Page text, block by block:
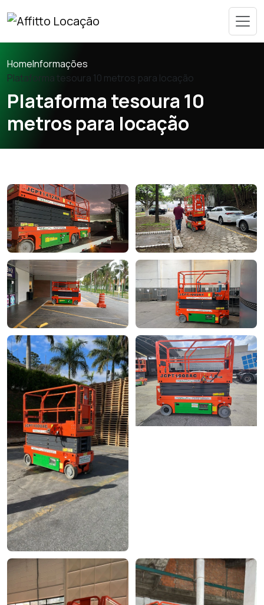
HomeInformações
Plataforma tesoura 10 metros para locação
Plataforma tesoura 10
metros para locação